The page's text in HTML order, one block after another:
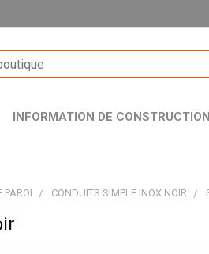
INFORMATION DE CONSTRUCTION
PAROI CONDUITS SIMPLE INOX NOIR